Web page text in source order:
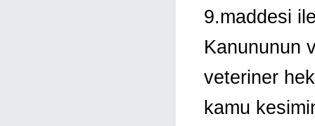
9.maddesi
Kanununun
veteriner
kamu